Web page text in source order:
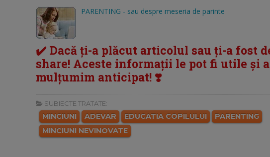
PARENTING - sau despre meseria de parinte
✔️ Dacă ți-a plăcut articolul sau ți-a fost
share! Aceste informații le pot fi utile și
mulțumim anticipat! ❣️
SUBIECTE TRATATE:
MINCIUNI ADEVAR EDUCATIA COPILULUI
PARENTING
MINCIUNI NEVINOVATE